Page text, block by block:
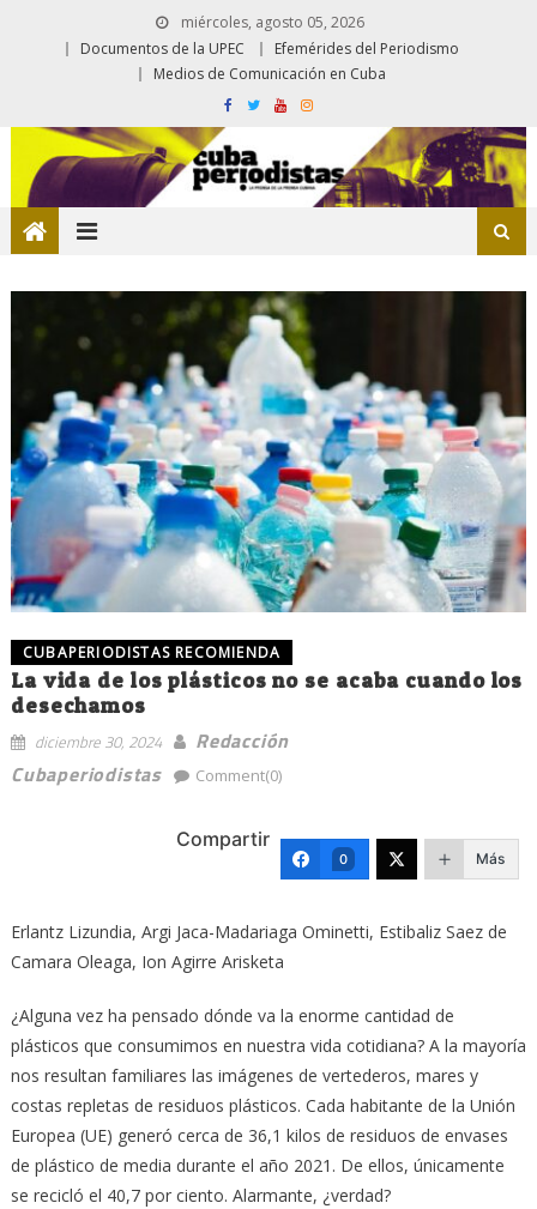
miércoles, agosto 05, 2026
Documentos de la UPEC
Efemérides del Periodismo
Medios de Comunicación en Cuba
CUBAPERIODISTAS RECOMIENDA
La vida de los plásticos no se acaba cuando los
desechamos
diciembre 30, 2024
Redacción
Cubaperiodistas
Comment(0)
Compartir
0 Más
Erlantz Lizundia, Argi Jaca-Madariaga Ominetti, Estibaliz Saez de
Camara Oleaga, Ion Agirre Arisketa
¿Alguna vez ha pensado dónde va la enorme cantidad de
plásticos que consumimos en nuestra vida cotidiana? A la mayoría
nos resultan familiares las imágenes de vertederos, mares y
costas repletas de residuos plásticos. Cada habitante de la Unión
Europea (UE) generó cerca de 36,1 kilos de residuos de envases
de plástico de media durante el año 2021. De ellos, únicamente
se recicló el 40,7 por ciento. Alarmante, ¿verdad?